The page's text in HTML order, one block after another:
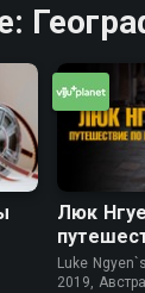
Люк
Вьетнаму
Luke
2019,